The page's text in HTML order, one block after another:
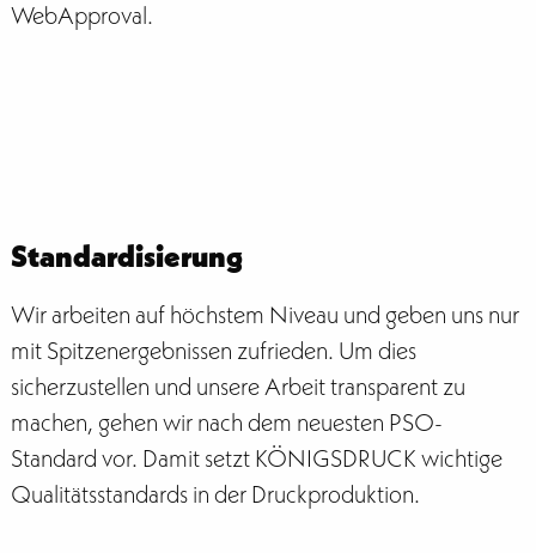
WebApproval.
Standardisierung
Wir arbeiten auf höchstem Niveau und geben uns nur
mit Spitzenergebnissen zufrieden. Um dies
sicherzustellen und unsere Arbeit transparent zu
machen, gehen wir nach dem neuesten PSO-
Standard vor. Damit setzt KÖNIGSDRUCK wichtige
Qualitätsstandards in der Druckproduktion.